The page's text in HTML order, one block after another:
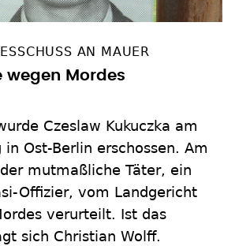
AN MAUER
wegen Mordes
Czeslaw Kukuczka am
in Ost-Berlin erschossen. Am
mutmaßliche Täter, ein
Offizier, vom Landgericht
verurteilt. Ist das
sich Christian Wolff.